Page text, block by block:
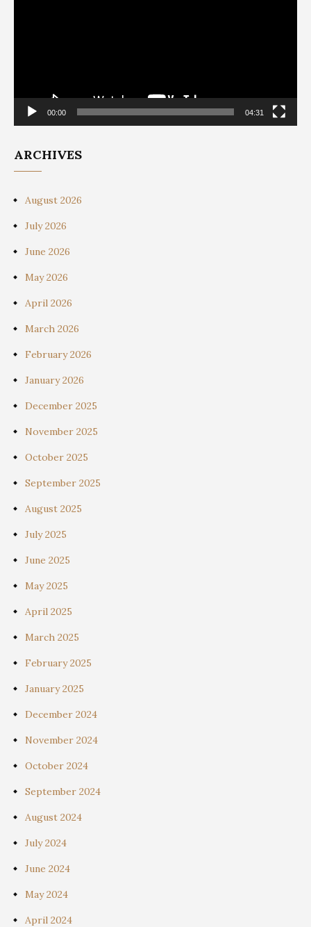
00:00 04:31
ARCHIVES
August 2026
July 2026
June 2026
May 2026
April 2026
March 2026
February 2026
January 2026
December 2025
November 2025
October 2025
September 2025
August 2025
July 2025
June 2025
May 2025
April 2025
March 2025
February 2025
January 2025
December 2024
November 2024
October 2024
September 2024
August 2024
July 2024
June 2024
May 2024
April 2024